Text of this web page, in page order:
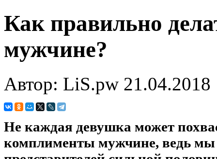
Как правильно
мужчине?
Автор: LiS.pw 21.04.2018
Не каждая девушка может
комплименты мужчине, ведь